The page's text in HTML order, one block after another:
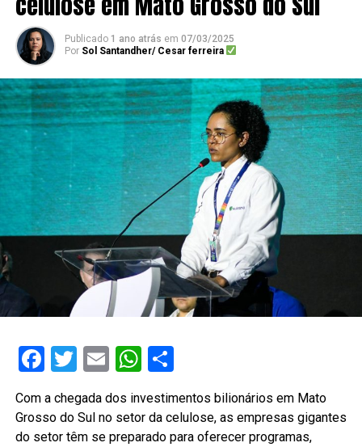
Publicado 1 ano atrás em 07/03/2025
Por Sol Santandher/ Cesar ferreira
Facebook
Twitter
EmailWhatsApp
Share
Com a chegada dos investimentos bilionários em Mato
Grosso do Sul no setor da celulose, as empresas gigantes
do setor têm se preparado para oferecer programas,